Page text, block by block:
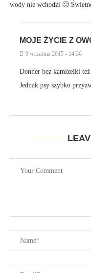
wody nie wchodzi 🙂
MOJE ŻYCIE Z
9 września 2015 - 14:36
Donner bez kamizelki
Jednak psy szybko